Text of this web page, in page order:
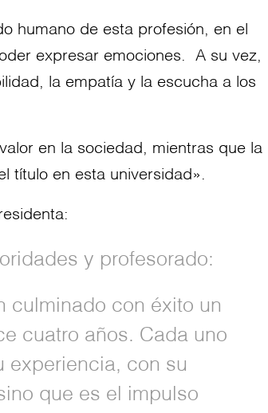
humano de esta profesión, en el
expresar emociones. A su vez,
la empatía y la escucha a los
en la sociedad, mientras que la
título en esta universidad».
y profesorado:
culminado con éxito un
cuatro años. Cada uno
experiencia, con su
que es el impulso